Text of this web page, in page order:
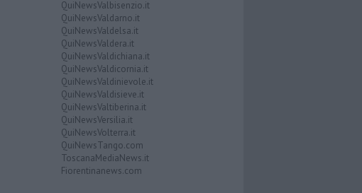
QuiNewsValbisenzio.it
QuiNewsValdarno.it
QuiNewsValdelsa.it
QuiNewsValdera.it
QuiNewsValdichiana.it
QuiNewsValdicornia.it
QuiNewsValdinievole.it
QuiNewsValdisieve.it
QuiNewsValtiberina.it
QuiNewsVersilia.it
QuiNewsVolterra.it
QuiNewsTango.com
ToscanaMediaNews.it
Fiorentinanews.com